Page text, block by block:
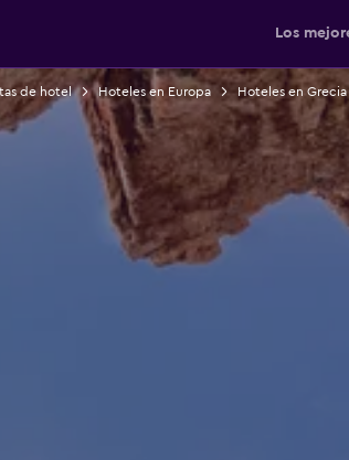
Los
de hotel Hoteles en Europa Hoteles en Grecia